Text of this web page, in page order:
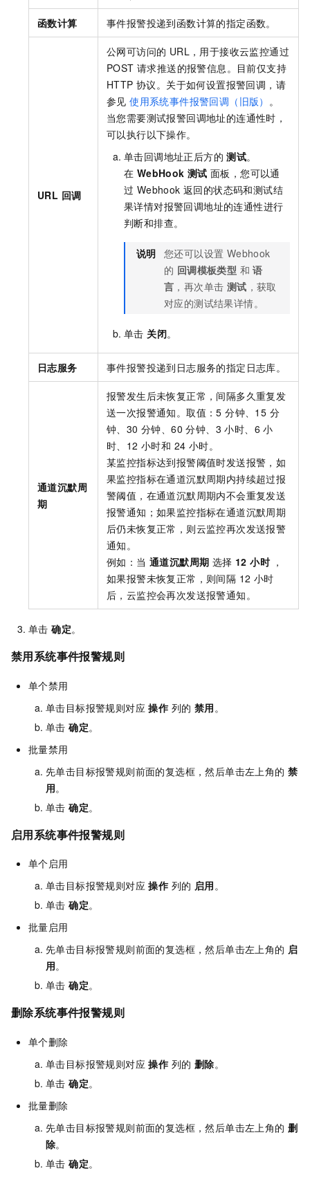
函数计算 事件报警投递到函数计算的指定函数。
URL 回调
公网可访问的 URL，用于接收云监控通过
POST 请求推送的报警信息。目前仅支持
HTTP 协议。关于如何设置报警回调，请
参见使用系统事件报警回调（旧版） 。
当您需要测试报警回调地址的连通性时，
可以执行以下操作。
单击回调地址正后方的测试。
在 WebHook 测试 面板，您可以通
过 Webhook 返回的状态码和测试结
果详情对报警回调地址的连通性进行
判断和排查。
说明 您还可以设置 Webhook
的 回调模板类型 和 语
言 ，再次单击 测试 ，获取
对应的测试结果详情。
单击 关闭。
日志服务 事件报警投递到日志服务的指定日志库。
通道沉默周
期
报警发生后未恢复正常，间隔多久重复发
送一次报警通知。取值：5 分钟、15 分
钟、30 分钟、60 分钟、3 小时、6 小
时、12 小时和 24 小时。
某监控指标达到报警阈值时发送报警，如
果监控指标在通道沉默周期内持续超过报
警阈值，在通道沉默周期内不会重复发送
报警通知；如果监控指标在通道沉默周期
后仍未恢复正常，则云监控再次发送报警
通知。
例如：当 通道沉默周期 选择 12 小时 ，
如果报警未恢复正常，则间隔 12 小时
后，云监控会再次发送报警通知。
单击确定。
禁用系统事件报警规则
单个禁用
单击目标报警规则对应操作 列的 禁用 。
单击确定。
批量禁用
先单击目标报警规则前面的复选框，然后单击左上角的 禁
用。
单击确定。
启用系统事件报警规则
单个启用
单击目标报警规则对应操作 列的 启用。
单击确定。
批量启用
先单击目标报警规则前面的复选框，然后单击左上角的 启
用。
单击确定。
删除系统事件报警规则
单个删除
单击目标报警规则对应操作 列的 删除。
单击确定。
批量删除
先单击目标报警规则前面的复选框，然后单击左上角的 删
除。
单击确定。